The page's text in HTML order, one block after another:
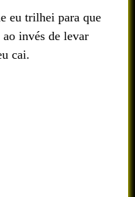
eu trilhei para que
ao invés de levar
cai.